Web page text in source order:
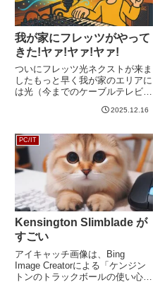
我が家にフレッツがやって
きた!ヤァ!ヤァ!ヤァ!
ついにフレッツ光ネクストが来ま
したもっと早く我が家のエリアに
は光（今までのケーブルテレビ回
た表現なのですが、今回は便宜上
す）が来ていたのですが、いろい
ろ事情がありまして、少し遅れ
て...
2025.12.16
PC/IT
Kensington Slimblade が
すごい
アイキャッチ画像は、Bing
Image Creatorによる「ケンジン
トンのトラックボールの使い心地